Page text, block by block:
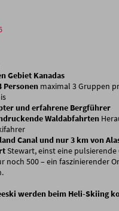
Gebiet Kanadas
Personen maximal 3 Gruppen
und erfahrene Bergführer
Waldabfahrten
Canal und nur 3 km von
Stewart, einst eine
noch 500 – ein faszinierender
werden beim Heli-Skiing